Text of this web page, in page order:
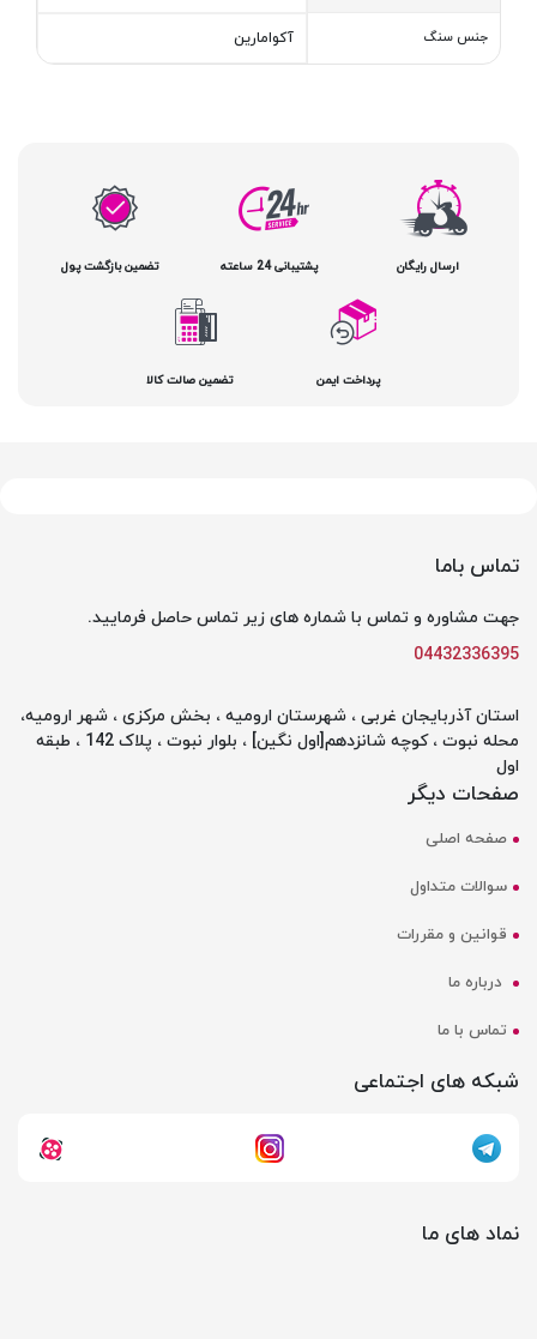
جنس سنگ آکوامارین
ارسال رایگان پشتیبانی 24 ساعته تضمین بازگشت پول
پرداخت ایمن تضمین صالت کالا
تماس باما
جهت مشاوره و تماس با شماره های زیر تماس حاصل فرمایید.
04432336395
استان آذربایجان غربی ، شهرستان ارومیه ، بخش مرکزی ، شهر ارومیه،
محله نبوت ، کوچه شانزدهم[اول نگین] ، بلوار نبوت ، پلاک 142 ، طبقه
اول
صفحات دیگر
صفحه اصلی
سوالات متداول
قوانین و مقررات
درباره ما
تماس با ما
شبکه های اجتماعی
نماد های ما